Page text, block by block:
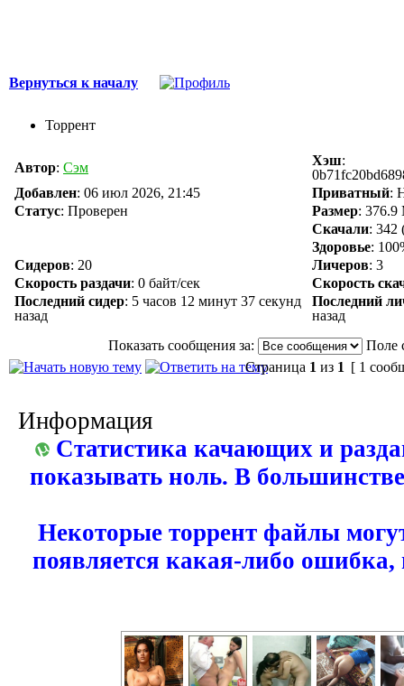
Вернуться к началу
Торрент
Автор: Сэм Хэш:
Добавлен: 06 июл 2026, 21:45 Приватный:
Статус: Проверен Размер: 376.9
Скачали: 342
Здоровье:
Сидеров: 20 Личеров: 3
Скорость раздачи: 0 байт/сек
Скорость
Последний сидер: 5 часов 12 минут 37 секунд
назад
Последний
назад
Показать сообщения за:
Поле
Страница 1 из 1 [ 1
Информация
Статистика качающих и
показывать ноль. В
Некоторые торрент файлы
появляется какая-либо